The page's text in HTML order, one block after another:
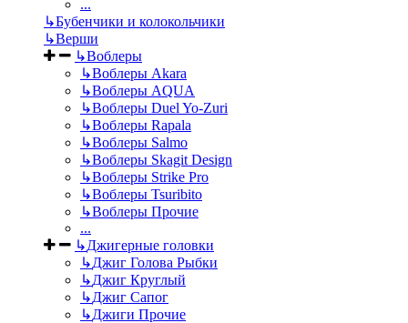
...
↳Бубенчики и колокольчики
↳Верши
↳Воблеры
↳Воблеры Akara
↳Воблеры AQUA
↳Воблеры Duel Yo-Zuri
↳Воблеры Rapala
↳Воблеры Salmo
↳Воблеры Skagit Design
↳Воблеры Strike Pro
↳Воблеры Tsuribito
↳Воблеры Прочие
...
↳Джигерные головки
↳Джиг Голова Рыбки
↳Джиг Круглый
↳Джиг Сапог
↳Джиги Прочие